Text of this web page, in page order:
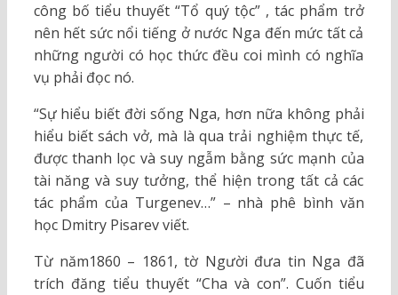
công bố tiểu thuyết “Tổ quý tộc” , tác phẩm trở
nên hết sức nổi tiếng ở nước Nga đến mức tất cả
những người có học thức đều coi mình có nghĩa
vụ phải đọc nó.
“Sự hiểu biết đời sống Nga, hơn nữa không phải
hiểu biết sách vở, mà là qua trải nghiệm thực tế,
được thanh lọc và suy ngẫm bằng sức mạnh của
tài năng và suy tưởng, thể hiện trong tất cả các
tác phẩm của Turgenev…” – nhà phê bình văn
học Dmitry Pisarev viết.
Từ năm1860 – 1861, tờ Người đưa tin Nga đã
trích đăng tiểu thuyết “Cha và con”. Cuốn tiểu